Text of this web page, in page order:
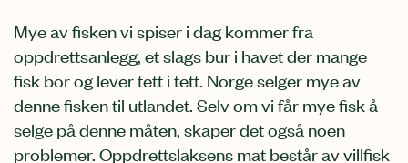
Mye av fisken vi spiser i dag kommer fra
oppdrettsanlegg, et slags bur i havet der mange
fisk bor og lever tett i tett. Norge selger mye av
denne fisken til utlandet. Selv om vi får mye fisk å
selge på denne måten, skaper det også noen
problemer. Oppdrettslaksens mat består av villfisk